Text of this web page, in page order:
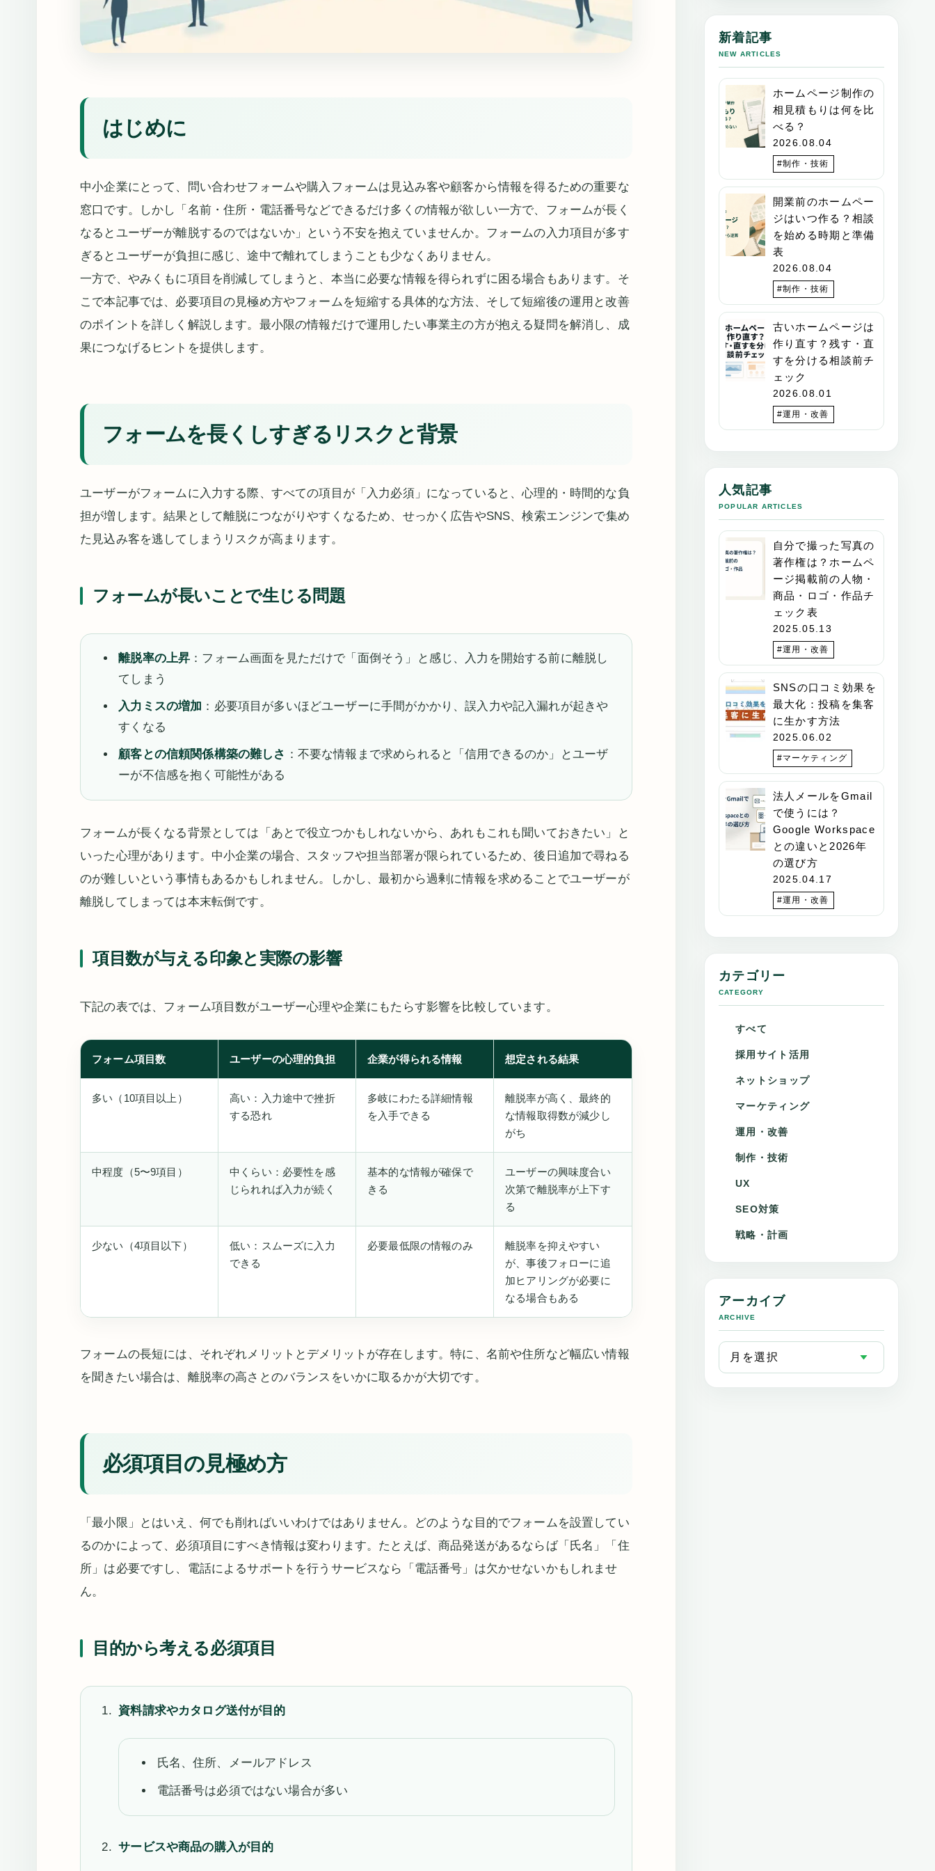
はじめに
中小企業にとって、問い合わせフォームや購入フォームは見込み客や顧客から情報を得るための重要な
窓口です。しかし「名前・住所・電話番号などできるだけ多くの情報が欲しい一方で、フォームが長く
なるとユーザーが離脱するのではないか」という不安を抱えていませんか。フォームの入力項目が多す
ぎるとユーザーが負担に感じ、途中で離れてしまうことも少なくありません。
一方で、やみくもに項目を削減してしまうと、本当に必要な情報を得られずに困る場合もあります。そ
こで本記事では、必要項目の見極め方やフォームを短縮する具体的な方法、そして短縮後の運用と改善
のポイントを詳しく解説します。最小限の情報だけで運用したい事業主の方が抱える疑問を解消し、成
果につなげるヒントを提供します。
フォームを長くしすぎるリスクと背景
ユーザーがフォームに入力する際、すべての項目が「入力必須」になっていると、心理的・時間的な負
担が増します。結果として離脱につながりやすくなるため、せっかく広告やSNS、検索エンジンで集め
た見込み客を逃してしまうリスクが高まります。
フォームが長いことで生じる問題
離脱率の上昇 ：フォーム画面を見ただけで「面倒そう」と感じ、入力を開始する前に離脱し
てしまう
入力ミスの増加 ：必要項目が多いほどユーザーに手間がかかり、誤入力や記入漏れが起きや
すくなる
顧客との信頼関係構築の難しさ ：不要な情報まで求められると「信用できるのか」とユーザ
ーが不信感を抱く可能性がある
フォームが長くなる背景としては「あとで役立つかもしれないから、あれもこれも聞いておきたい」と
いった心理があります。中小企業の場合、スタッフや担当部署が限られているため、後日追加で尋ねる
のが難しいという事情もあるかもしれません。しかし、最初から過剰に情報を求めることでユーザーが
離脱してしまっては本末転倒です。
項目数が与える印象と実際の影響
下記の表では、フォーム項目数がユーザー心理や企業にもたらす影響を比較しています。
フォーム項目数 ユーザーの心理的負担 企業が得られる情報 想定される結果
多い（10項目以上）
高い：入力途中で挫折
する恐れ
多岐にわたる詳細情報
を入手できる
離脱率が高く、最終的
な情報取得数が減少し
がち
中程度（5〜9項目）
中くらい：必要性を感
じられれば入力が続く
基本的な情報が確保で
きる
ユーザーの興味度合い
次第で離脱率が上下す
る
少ない（4項目以下）
低い：スムーズに入力
できる
必要最低限の情報のみ
離脱率を抑えやすい
が、事後フォローに追
加ヒアリングが必要に
なる場合もある
フォームの長短には、それぞれメリットとデメリットが存在します。特に、名前や住所など幅広い情報
を聞きたい場合は、離脱率の高さとのバランスをいかに取るかが大切です。
必須項目の見極め方
「最小限」とはいえ、何でも削ればいいわけではありません。どのような目的でフォームを設置してい
るのかによって、必須項目にすべき情報は変わります。たとえば、商品発送があるならば「氏名」「住
所」は必要ですし、電話によるサポートを行うサービスなら「電話番号」は欠かせないかもしれませ
ん。
目的から考える必須項目
資料請求やカタログ送付が目的
氏名、住所、メールアドレス
電話番号は必須ではない場合が多い
サービスや商品の購入が目的
新着記事
NEW ARTICLES
ホームページ制作の
相見積もりは何を比
べる？
2026.08.04
#制作・技術
開業前のホームペー
ジはいつ作る？相談
を始める時期と準備
表
2026.08.04
#制作・技術
古いホームページは
作り直す？残す・直
すを分ける相談前チ
ェック
2026.08.01
#運用・改善
人気記事
POPULAR ARTICLES
自分で撮った写真の
著作権は？ホームペ
ージ掲載前の人物・
商品・ロゴ・作品チ
ェック表
2025.05.13
#運用・改善
SNSの口コミ効果を
最大化：投稿を集客
に生かす方法
2025.06.02
#マーケティング
法人メールをGmail
で使うには？
Google Workspace
との違いと2026年
の選び方
2025.04.17
#運用・改善
カテゴリー
CATEGORY
すべて
採用サイト活用
ネットショップ
マーケティング
運用・改善
制作・技術
UX
SEO対策
戦略・計画
アーカイブ
ARCHIVE